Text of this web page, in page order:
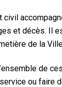
civil
et décès. Il
de la
de
ou faire